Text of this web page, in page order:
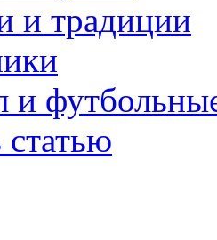
и традиции
и